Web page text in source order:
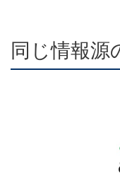
同じ情報源